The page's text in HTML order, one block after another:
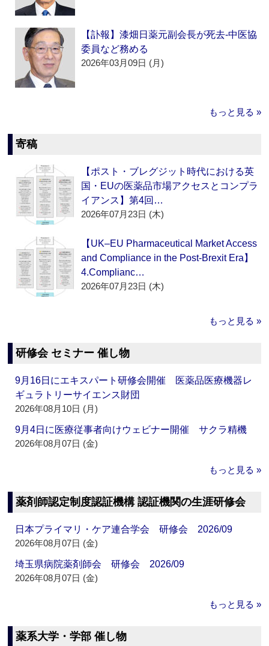
【訃報】漆畑日薬元副会長が死去‐中医協
委員など務める
2026年03月09日 (月)
もっと見る »
寄稿
【ポスト・ブレグジット時代における英
国・EUの医薬品市場アクセスとコンプラ
イアンス】第4回…
2026年07月23日 (木)
【UK–EU Pharmaceutical Market Access
and Compliance in the Post-Brexit Era】
4.Complianc…
2026年07月23日 (木)
もっと見る »
研修会 セミナー 催し物
9月16日にエキスパート研修会開催 医薬品医療機器レ
ギュラトリーサイエンス財団
2026年08月10日 (月)
9月4日に医療従事者向けウェビナー開催 サクラ精機
2026年08月07日 (金)
もっと見る »
薬剤師認定制度認証機構 認証機関の生涯研修会
日本プライマリ・ケア連合学会 研修会 2026/09
2026年08月07日 (金)
埼玉県病院薬剤師会 研修会 2026/09
2026年08月07日 (金)
もっと見る »
薬系大学・学部 催し物